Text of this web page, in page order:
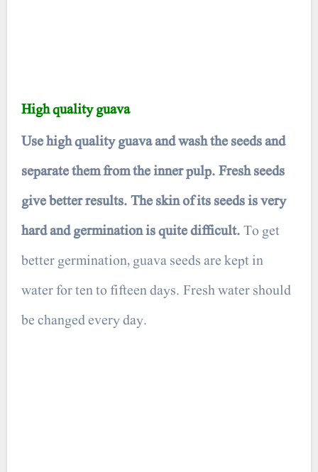
High quality guava
Use high quality guava and wash the seeds and
separate them from the inner pulp. Fresh seeds
give better results. The skin of its seeds is very
hard and germination is quite difficult.To get
better germination, guava seeds are kept in
water for ten to fifteen days. Fresh water should
be changed every day.